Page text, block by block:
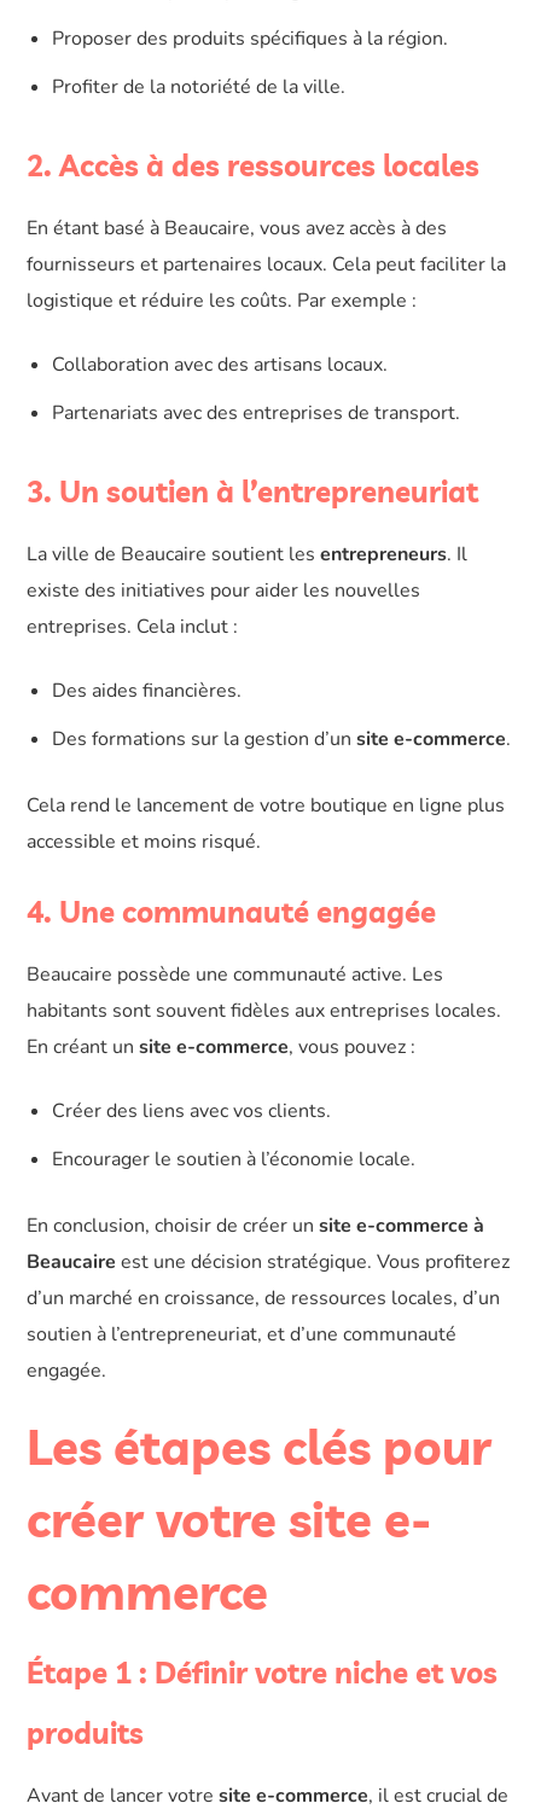
Proposer des produits spécifiques à la région.
Profiter de la notoriété de la ville.
2. Accès à des ressources locales
En étant basé à Beaucaire, vous avez accès à des
fournisseurs et partenaires locaux. Cela peut faciliter la
logistique et réduire les coûts. Par exemple :
Collaboration avec des artisans locaux.
Partenariats avec des entreprises de transport.
3. Un soutien à l’entrepreneuriat
La ville de Beaucaire soutient lesentrepreneurs. Il
existe des initiatives pour aider les nouvelles
entreprises. Cela inclut :
Des aides financières.
Des formations sur la gestion d’unsite e-commerce.
Cela rend le lancement de votre boutique en ligne plus
accessible et moins risqué.
4. Une communauté engagée
Beaucaire possède une communauté active. Les
habitants sont souvent fidèles aux entreprises locales.
En créant unsite e-commerce, vous pouvez :
Créer des liens avec vos clients.
Encourager le soutien à l’économie locale.
En conclusion, choisir de créer unsite e-commerce à
Beaucaire est une décision stratégique. Vous profiterez
d’un marché en croissance, de ressources locales, d’un
soutien à l’entrepreneuriat, et d’une communauté
engagée.
Les étapes clés pour
créer votre site e-
commerce
Étape 1 : Définir votre niche et vos
produits
Avant de lancer votresite e-commerce, il est crucial de